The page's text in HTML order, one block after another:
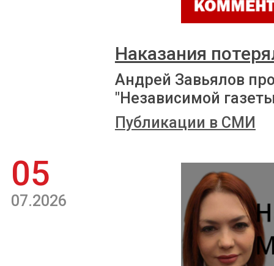
Наказания
Андрей Завьялов
"Независимой
Публикации в СМИ
05
07.2026